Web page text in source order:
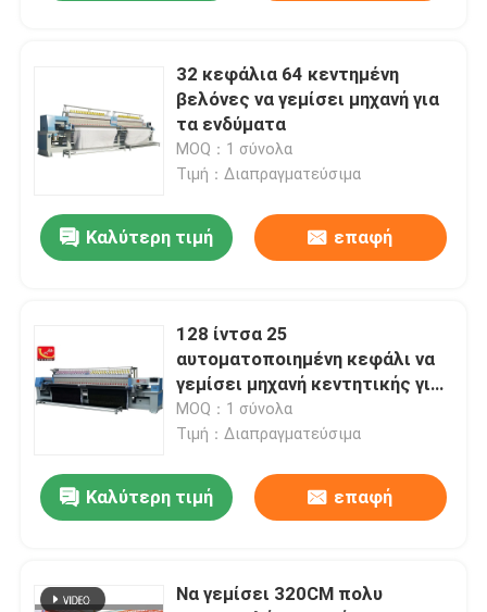
Υποθέσεις
Ζητήστε Προσφορά
Αυτοματοποιημένη να γεμίσει μηχανή
Βιομηχανική να γεμίσει μηχανή
γεμίζοντας μηχανή κεντητικής
Στρώμα που κατασκευάζει τη μηχανή
32 κεφάλια 64 κεντημένη
βελόνες να γεμίσει μηχανή για
τα ενδύματα
MOQ：1 σύνολα
Τιμή：Διαπραγματεύσιμα
Καλύτερη τιμή επαφή
128 ίντσα 25
αυτοματοποιημένη κεφάλι να
γεμίσει μηχανή κεντητικής για
το εγχώριο
κλωστοϋφαντουργικό προϊόν
MOQ：1 σύνολα
Τιμή：Διαπραγματεύσιμα
Καλύτερη τιμή επαφή
Να γεμίσει 320CM πολυ